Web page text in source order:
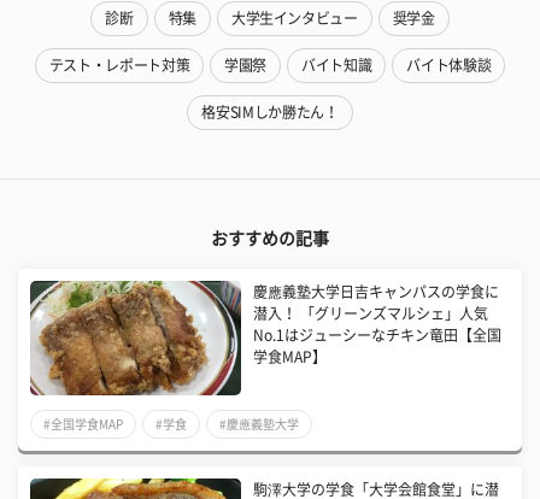
診断 特集 大学生インタビュー 奨学金
テスト・レポート対策 学園祭 バイト知識 バイト体験談
格安SIMしか勝たん！
おすすめの記事
慶應義塾大学日吉キャンパスの学食に
潜入！ 「グリーンズマルシェ」人気
No.1はジューシーなチキン竜田【全国
学食MAP】
#全国学食MAP #学食 #慶應義塾大学
駒澤大学の学食「大学会館食堂」に潜